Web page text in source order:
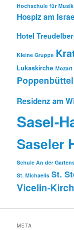
Hochschule für Musik
Hospiz am
Hotel
Kleine Gruppe
Lukaskirche Mozart
Poppenbüttel
Residenz am
Sasel-
Saseler
Schule An der
St. Michaelis St.
Vicelin-
META